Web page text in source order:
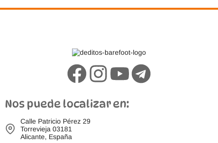
Nos puede localizar en:
Calle Patricio Pérez 29
Torrevieja 03181
Alicante, España